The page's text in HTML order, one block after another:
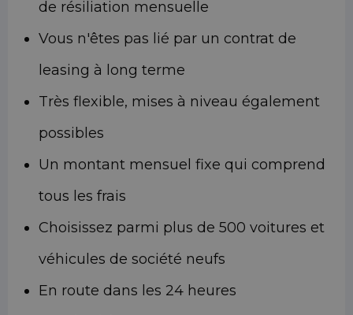
de résiliation mensuelle
Vous n'êtes pas lié par un contrat de
leasing à long terme
Très flexible, mises à niveau également
possibles
Un montant mensuel fixe qui comprend
tous les frais
Choisissez parmi plus de 500 voitures et
véhicules de société neufs
En route dans les 24 heures